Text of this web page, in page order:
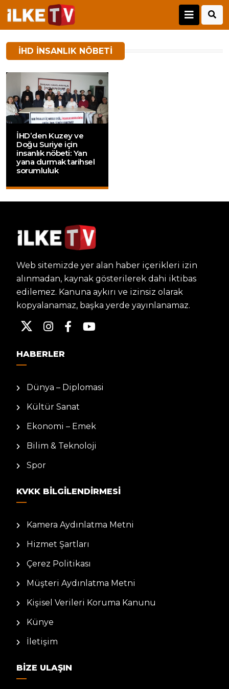
IHD INSANLIK NÖBETI
İHD’den Kuzey ve
Doğu Suriye için
insanlık nöbeti: Yan
yana durmak tarihsel
sorumluluk
Web sitemizde yer alan haber içerikleri izin
alınmadan, kaynak gösterilerek dahi iktibas
edilemez. Kanuna aykırı ve izinsiz olarak
kopyalanamaz, başka yerde yayınlanamaz.
HABERLER
Dünya – Diplomasi
Kültür Sanat
Ekonomi – Emek
Bilim & Teknoloji
Spor
KVKK BILGILENDIRMESI
Kamera Aydınlatma Metni
Hizmet Şartları
Çerez Politikası
Müşteri Aydınlatma Metni
Kişisel Verileri Koruma Kanunu
Künye
İletişim
BIZE ULAŞIN